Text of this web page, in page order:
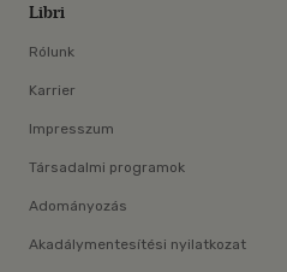
Libri
Rólunk
Karrier
Impresszum
Társadalmi programok
Adományozás
Akadálymentesítési nyilatkozat